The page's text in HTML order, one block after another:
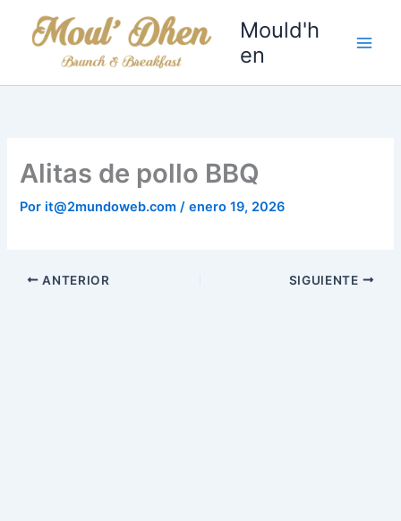
Mould'h
en
Alitas de pollo BBQ
Por it@2mundoweb.com/enero 19, 2026
ANTERIOR SIGUIENTE